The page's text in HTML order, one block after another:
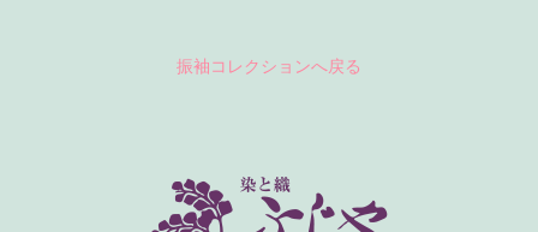
振袖コレクションへ戻る